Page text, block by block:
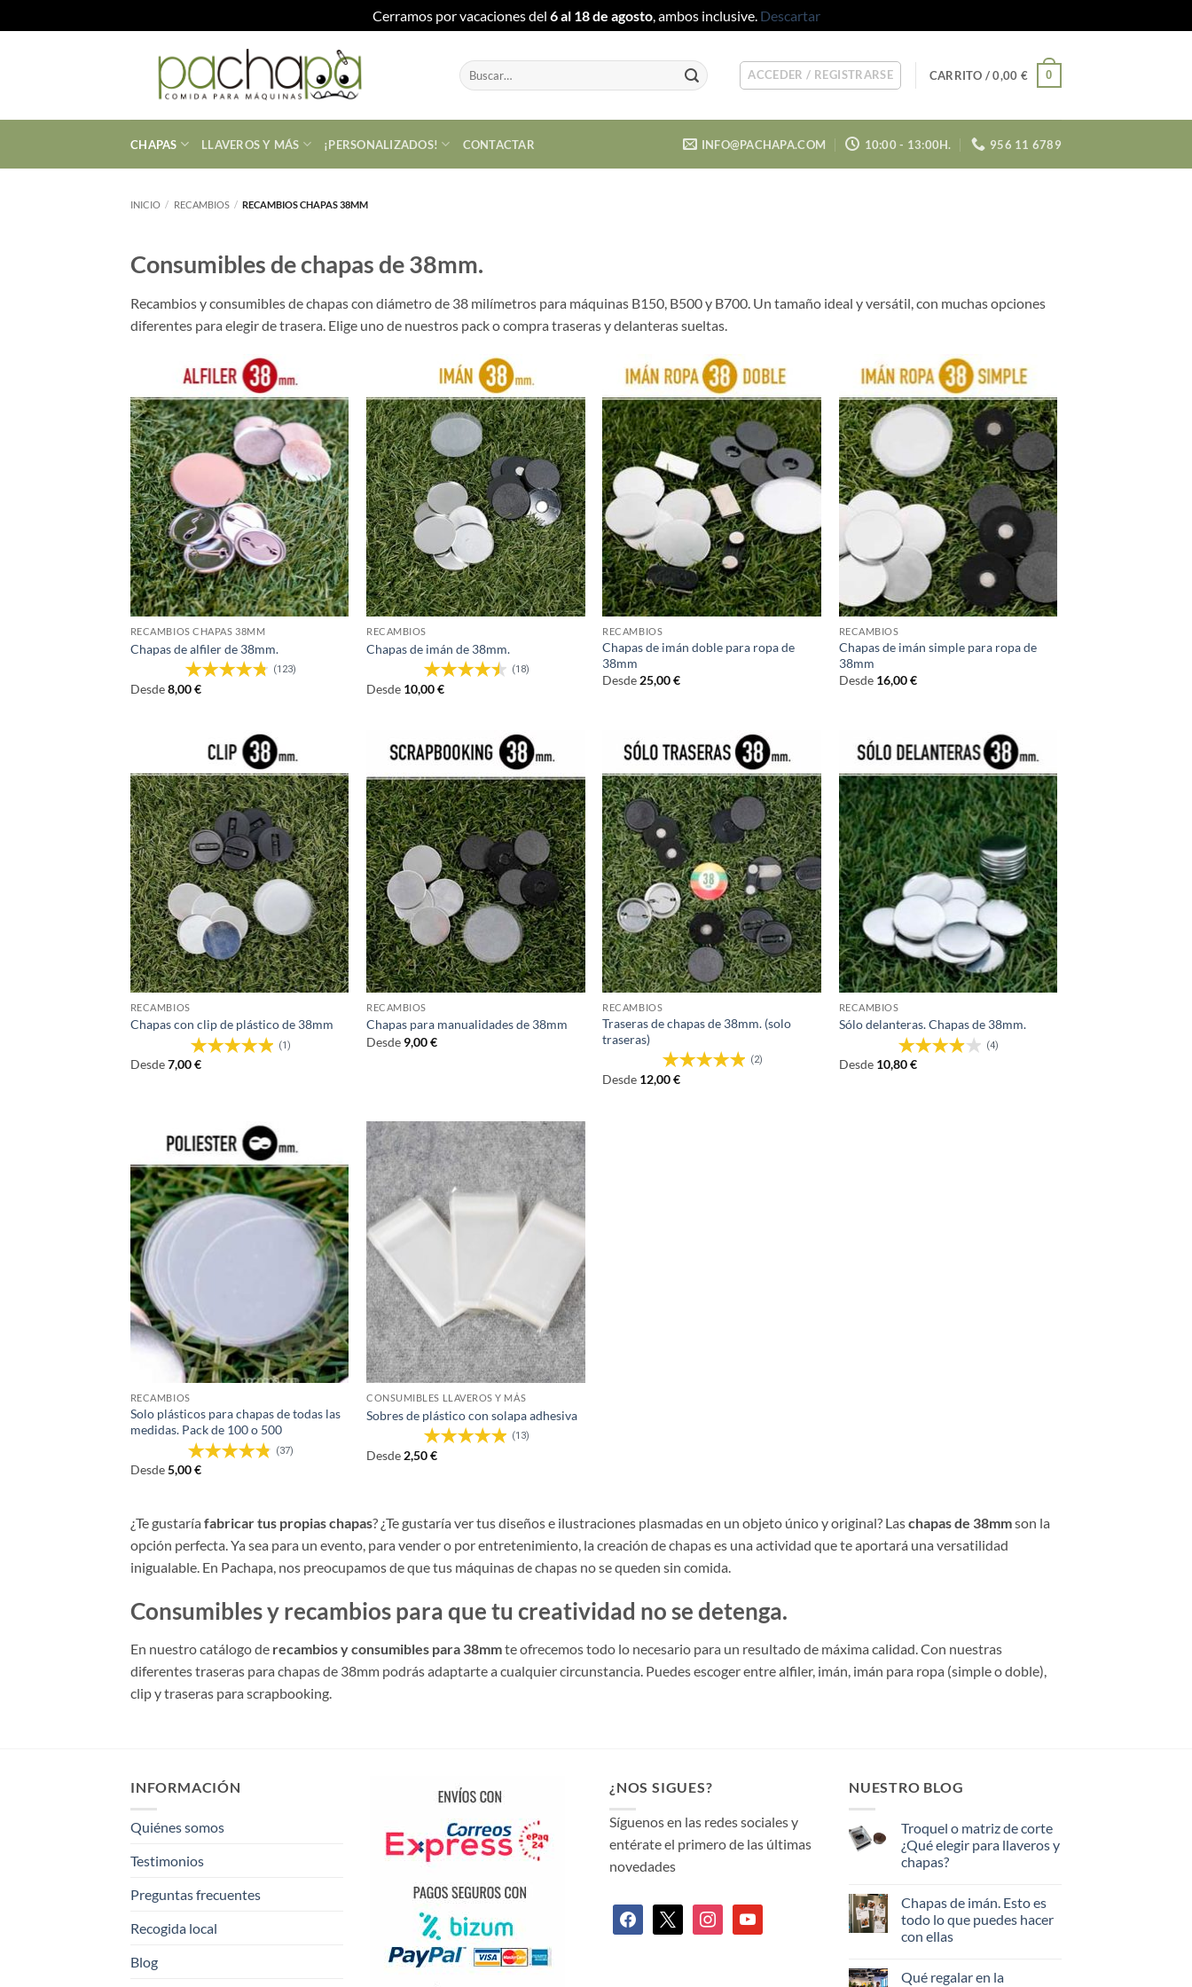
Cerramos por vacaciones del 6 al 18 de agosto, ambos inclusive. Descartar
Buscar
por:
ACCEDER / REGISTRARSE CARRITO /0,00 € 0
CHAPAS LLAVEROS Y MÁS ¡PERSONALIZADOS! CONTACTAR INFO@PACHAPA.COM 10:00 - 13:00H. 956 11 6789
INICIO / RECAMBIOS / RECAMBIOS CHAPAS 38MM
Consumibles de chapas de 38mm.
Recambios y consumibles de chapas con diámetro de 38 milímetros para máquinas B150, B500 y B700. Un tamaño ideal y versátil, con muchas opciones
diferentes para elegir de trasera. Elige uno de nuestros pack o compra traseras y delanteras sueltas.
RECAMBIOS CHAPAS 38MM
Chapas de alfiler de 38mm.
(123)
Desde8,00€
RECAMBIOS
Chapas de imán de 38mm.
(18)
Desde 10,00€
RECAMBIOS
Chapas de imán doble para ropa de
38mm
Desde25,00€
RECAMBIOS
Chapas de imán simple para ropa de
38mm
Desde 16,00€
RECAMBIOS
Chapas con clip de plástico de 38mm
(1)
Desde7,00€
RECAMBIOS
Chapas para manualidades de 38mm
Desde 9,00€
RECAMBIOS
Traseras de chapas de 38mm. (solo
traseras)
(2)
Desde 12,00€
RECAMBIOS
Sólo delanteras. Chapas de 38mm.
(4)
Desde 10,80€
RECAMBIOS
Solo plásticos para chapas de todas las
medidas. Pack de 100 o 500
(37)
Desde5,00€
CONSUMIBLES LLAVEROS Y MÁS
Sobres de plástico con solapa adhesiva
(13)
Desde 2,50€
¿Te gustaría fabricar tus propias chapas? ¿Te gustaría ver tus diseños e ilustraciones plasmadas en un objeto único y original? Laschapas de 38mmson la
opción perfecta. Ya sea para un evento, para vender o por entretenimiento, la creación de chapas es una actividad que te aportará una versatilidad
inigualable. En Pachapa, nos preocupamos de que tus máquinas de chapas no se queden sin comida.
Consumibles y recambios para que tu creatividad no se detenga.
En nuestro catálogo de recambios y consumibles para 38mmte ofrecemos todo lo necesario para un resultado de máxima calidad. Con nuestras
diferentes traseras para chapas de 38mm podrás adaptarte a cualquier circunstancia. Puedes escoger entre alfiler, imán, imán para ropa (simple o doble),
clip y traseras para scrapbooking.
INFORMACIÓN
Quiénes somos
Testimonios
Preguntas frecuentes
Recogida local
Blog
¿NOS SIGUES?
Síguenos en las redes sociales y
entérate el primero de las últimas
novedades
facebook instagramyoutube
NUESTRO BLOG
Troquel o matriz de corte
¿Qué elegir para llaveros y
chapas?
comentarios
en
Troquel
o
corte
¿Qué
Chapas de imán. Esto es
todo lo que puedes hacer
con ellas
comentarios
Qué regalar en la